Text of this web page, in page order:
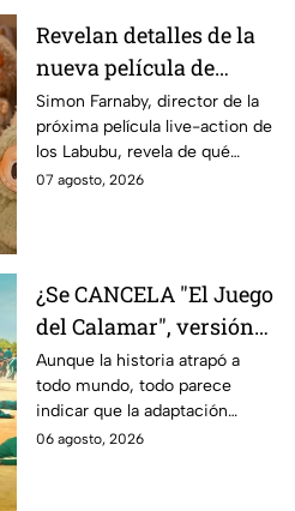
Revelan detalles de la
nueva película de
Labubu: de qué tratará
y cuándo se estrena
Simon Farnaby, director de la
próxima película live-action de
los Labubu, revela de qué
tratará la cinta. Aquí te
07 agosto, 2026
¿Se CANCELA "El Juego
del Calamar", versión
Estados Unidos? Esto
es lo que se sabe al
momento
Aunque la historia atrapó a
todo mundo, todo parece
indicar que la adaptación
podría ser cancelada:
06 agosto, 2026